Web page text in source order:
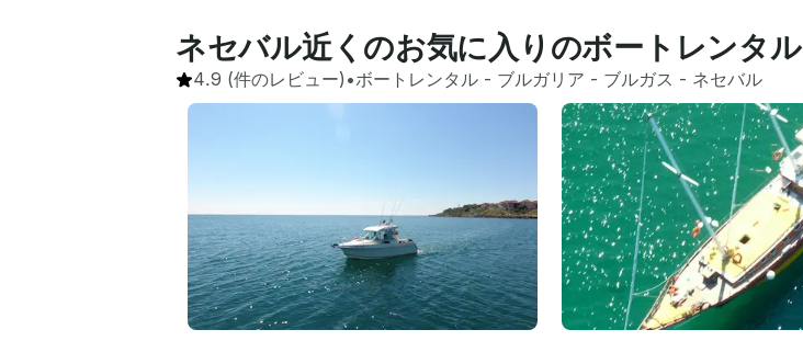
ネセバル近くのお気に入りのボートレンタル
4.9 (件のレビュー) •ボートレンタル - ブルガリア - ブルガス - ネセバル